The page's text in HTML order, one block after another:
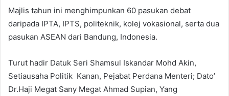
Majlis tahun ini menghimpunkan 60 pasukan debat
daripada IPTA, IPTS, politeknik, kolej vokasional, serta dua
pasukan ASEAN dari Bandung, Indonesia.
Turut hadir Datuk Seri Shamsul Iskandar Mohd Akin,
Setiausaha Politik Kanan, Pejabat Perdana Menteri; Dato’
Dr.Haji Megat Sany Megat Ahmad Supian, Yang